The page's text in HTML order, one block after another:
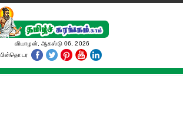
வியாழன், ஆகஸ்டு 06, 2026
பின்தொடர